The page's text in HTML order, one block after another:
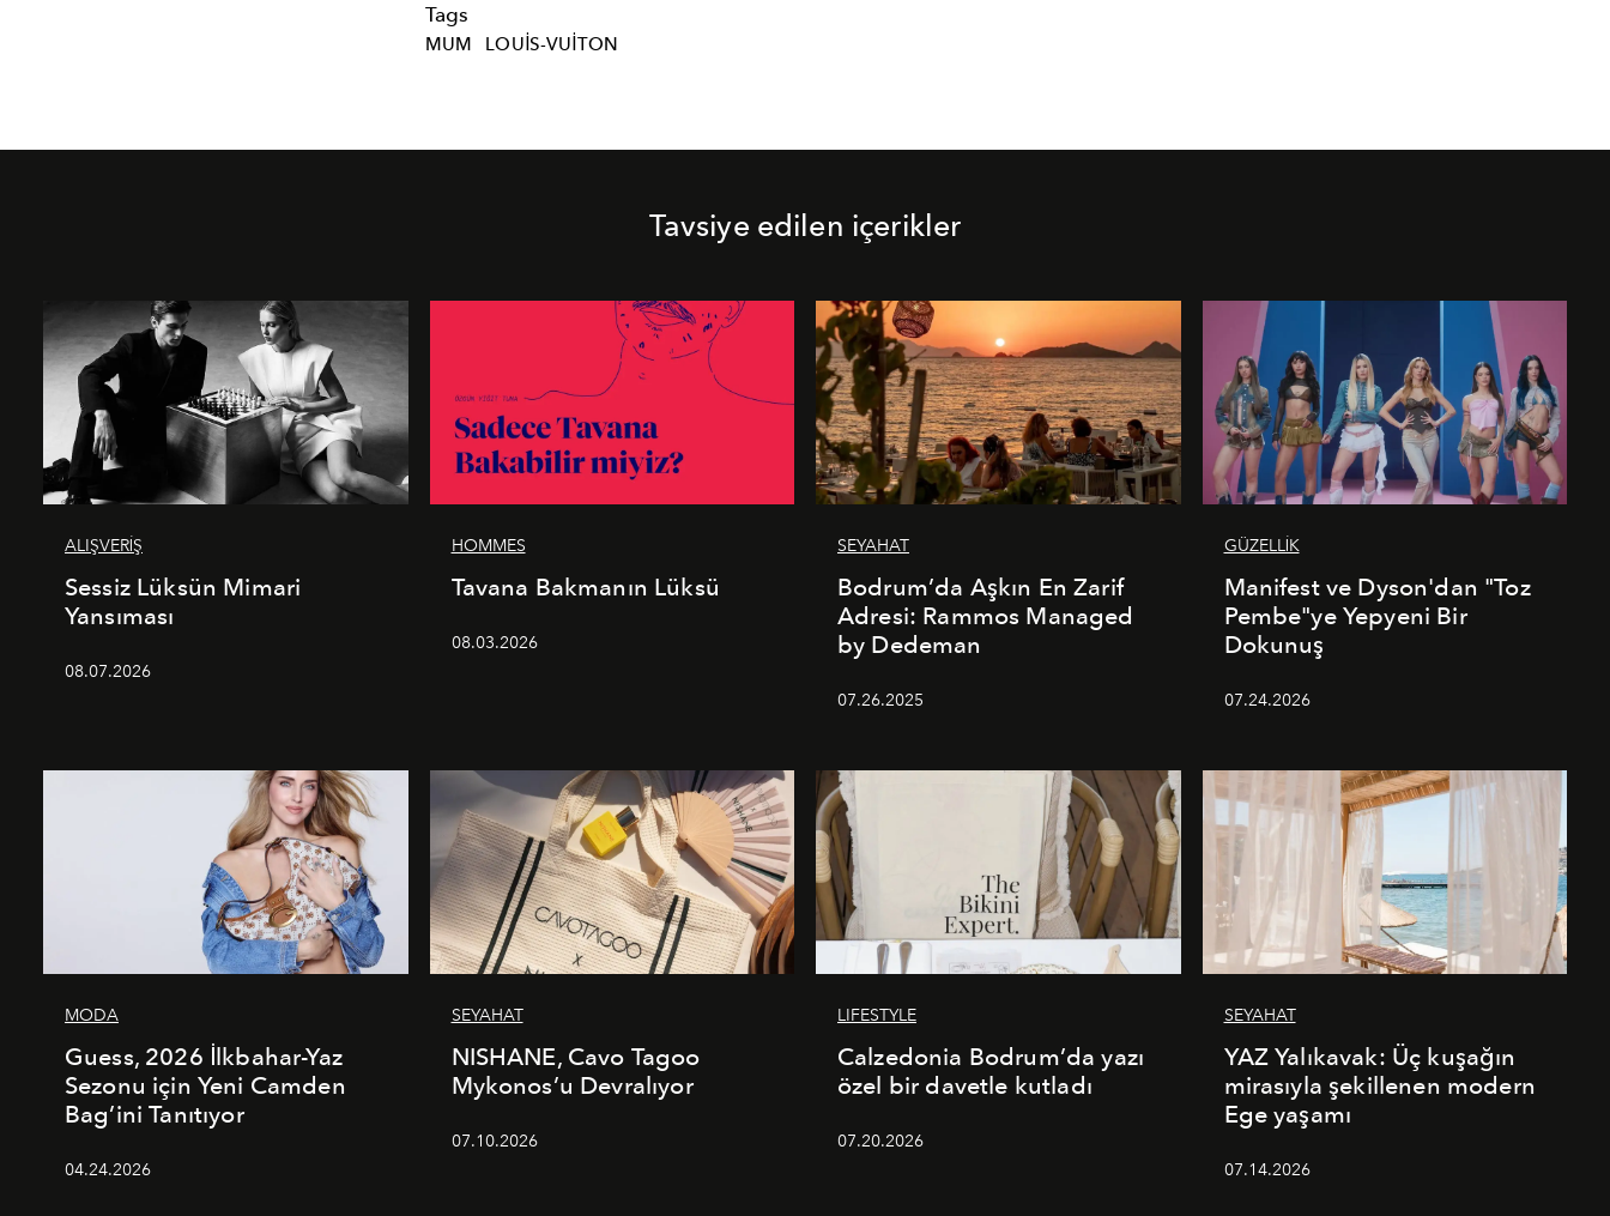
Tags
MUM LOUIS-VUITON
Tavsiye edilen içerikler
ALIŞVERİŞ
Sessiz Lüksün Mimari
Yansıması
08.07.2026
HOMMES
Tavana Bakmanın Lüksü
08.03.2026
SEYAHAT
Bodrum’da Aşkın En Zarif
Adresi: Rammos Managed
by Dedeman
07.26.2025
GÜZELLİK
Manifest ve Dyson'dan "Toz
Pembe"ye Yepyeni Bir
Dokunuş
07.24.2026
MODA
Guess, 2026 İlkbahar-Yaz
Sezonu için Yeni Camden
Bag’ini Tanıtıyor
04.24.2026
SEYAHAT
NISHANE, Cavo Tagoo
Mykonos’u Devralıyor
07.10.2026
LIFESTYLE
Calzedonia Bodrum’da yazı
özel bir davetle kutladı
07.20.2026
SEYAHAT
YAZ Yalıkavak: Üç kuşağın
mirasıyla şekillenen modern
Ege yaşamı
07.14.2026